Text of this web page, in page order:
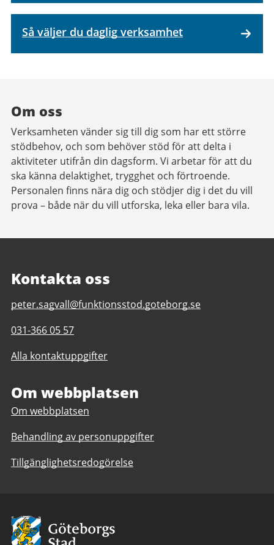
Så väljer du daglig verksamhet
Om oss
Verksamheten vänder sig till dig som har ett större
stödbehov, och som behöver stöd för att delta i
aktiviteter utifrån din dagsform. Vi arbetar för att du
ska känna delaktighet, trygghet och förtroende.
Personalen finns nära dig och stödjer dig i det du vill
prova – både när du vill utforska, leka eller bara vila.
Kontakta oss
E-
till
Grevegårdsvägen
2
verksamhet
Göteborgs
peter.sagvall@funktionsstod.goteborg.se
Telefonnummer
Grevegårdsvägen
daglig
verksamhet
Göteborgs
Stad
031-366 05 57
Alla kontaktuppgifter
Om webbplatsen
Om webbplatsen
Behandling av personuppgifter
Tillgänglighetsredogörelse
Avsändare:
Göteborgs